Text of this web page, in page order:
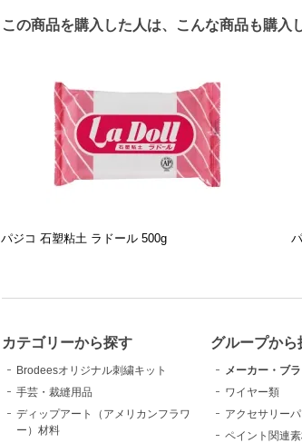
この商品を購入した人は、こんな商品も購入
パジコ 石塑粘土 ラドール 500g
カテゴリーから探す
Brodeesオリジナル刺繍キット
手芸・裁縫用品
ディップアート（アメリカンフラワ
ー）材料
グループから
メーカー・ブ
ワイヤー類
アクセサリー
ペイント関連